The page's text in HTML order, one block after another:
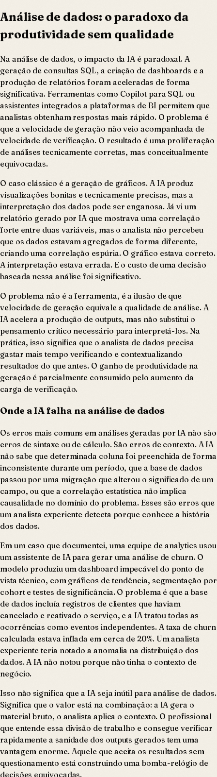
Análise de dados: o paradoxo da
produtividade sem qualidade
Na análise de dados, o impacto da IA é paradoxal. A
geração de consultas SQL, a criação de dashboards e a
produção de relatórios foram aceleradas de forma
significativa. Ferramentas como Copilot para SQL ou
assistentes integrados a plataformas de BI permitem que
analistas obtenham respostas mais rápido. O problema é
que a velocidade de geração não veio acompanhada de
velocidade de verificação. O resultado é uma proliferação
de análises tecnicamente corretas, mas conceitualmente
equivocadas.
O caso clássico é a geração de gráficos. A IA produz
visualizações bonitas e tecnicamente precisas, mas a
interpretação dos dados pode ser enganosa. Já vi um
relatório gerado por IA que mostrava uma correlação
forte entre duas variáveis, mas o analista não percebeu
que os dados estavam agregados de forma diferente,
criando uma correlação espúria. O gráfico estava correto.
A interpretação estava errada. E o custo de uma decisão
baseada nessa análise foi significativo.
O problema não é a ferramenta, é a ilusão de que
velocidade de geração equivale a qualidade de análise. A
IA acelera a produção de outputs, mas não substitui o
pensamento crítico necessário para interpretá-los. Na
prática, isso significa que o analista de dados precisa
gastar mais tempo verificando e contextualizando
resultados do que antes. O ganho de produtividade na
geração é parcialmente consumido pelo aumento da
carga de verificação.
Onde a IA falha na análise de dados
Os erros mais comuns em análises geradas por IA não são
erros de sintaxe ou de cálculo. São erros de contexto. A IA
não sabe que determinada coluna foi preenchida de forma
inconsistente durante um período, que a base de dados
passou por uma migração que alterou o significado de um
campo, ou que a correlação estatística não implica
causalidade no domínio do problema. Esses são erros que
um analista experiente detecta porque conhece a história
dos dados.
Em um caso que documentei, uma equipe de analytics usou
um assistente de IA para gerar uma análise de churn. O
modelo produziu um dashboard impecável do ponto de
vista técnico, com gráficos de tendência, segmentação por
cohort e testes de significância. O problema é que a base
de dados incluía registros de clientes que haviam
cancelado e reativado o serviço, e a IA tratou todas as
ocorrências como eventos independentes. A taxa de churn
calculada estava inflada em cerca de 20%. Um analista
experiente teria notado a anomalia na distribuição dos
dados. A IA não notou porque não tinha o contexto de
negócio.
Isso não significa que a IA seja inútil para análise de dados.
Significa que o valor está na combinação: a IA gera o
material bruto, o analista aplica o contexto. O profissional
que entende essa divisão de trabalho e consegue verificar
rapidamente a sanidade dos outputs gerados tem uma
vantagem enorme. Aquele que aceita os resultados sem
questionamento está construindo uma bomba-relógio de
decisões equivocadas.